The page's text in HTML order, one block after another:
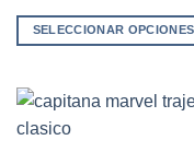
99,99€.59,99€.
SELECCIONAR OPCIONES
tiene
múltiples